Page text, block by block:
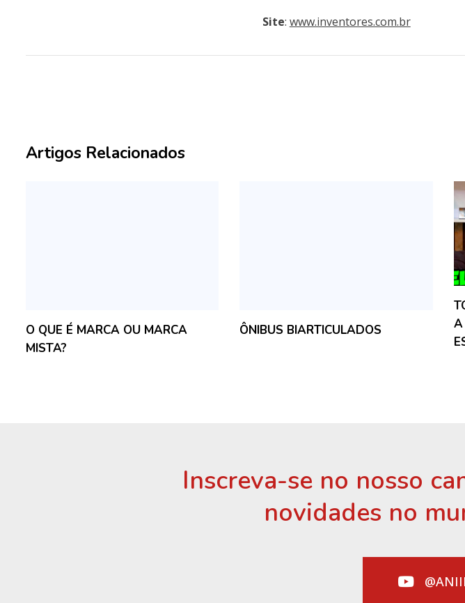
Site: www.inventores.com.br
Artigos Relacionados
O QUE É MARCA OU MARCA
MISTA?
ÔNIBUS BIARTICULADOS
A
Inscreva-se no nosso
novidades no